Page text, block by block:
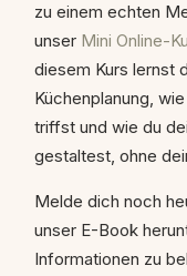
zu einem echten
unser Mini Online-
diesem Kurs lernst
Küchenplanung,
triffst und wie du
gestaltest, ohne
Melde dich noch
unser E-Book
Informationen zu